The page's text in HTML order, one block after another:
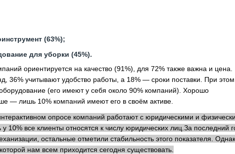
(63%);
для уборки (45%).
ориентируется на качество (91%), для 72% также важна и цена.
36% учитывают удобство работы, а 18% — сроки поставки. При
(его имеют у себя около 90% компаний). Хорошо
— лишь 10% компаний имеют его в своём активе.
опросе компаний работают с юридическими и
все клиенты относятся к числу юридических лиц.За последний
остальные отметили стабильность этого показателя.
нам всем приходится сегодня существовать.